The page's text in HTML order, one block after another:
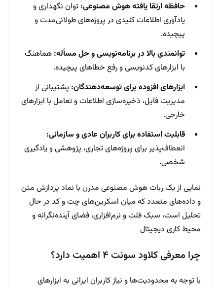
حافظه ارتقا یافته هوش مصنوعی: توان نگهداری و
یادآوری اطلاعات کلیدی در پروژه‌های طولانی‌مدت و
پیچیده.
توانمندی بالا در برنامه‌نویسی و حل مسأله: هماهنگ
با ابزارهای کدنویسی و رفع خطاهای پیچیده.
ابزارهای افزوده برای توسعه‌دهندگان: پشتیبانی از
مدیریت فایل، ذخیره‌سازی اطلاعات و تعامل با ابزارهای
خارجی.
قابلیت استفاده برای کاربران عادی و سازمانی:
انعطاف‌پذیر برای پروژه‌های تجاری، پژوهشی و یادگیری
شخصی.
نمایی از یک ربات هوش مصنوعی مدرن با نماد پردازش متن
و داده‌های متعدد که میان اسکرین‌های چت و کد در حال
تحلیل است، سبک فلت و نرم‌افزاری، فضای آینده‌نگرانه و
محیط کاری دیجیتال
چرا معرفی کلاود سونت ۴ اهمیت دارد؟
با توجه به محدودیت‌ها و نیاز کاربران ایرانی به ابزارهای